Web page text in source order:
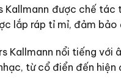
Kallmann được chế
lắp ráp tỉ mỉ, đảm
Kallmann nổi tiếng với
từ cổ điển đến hiện